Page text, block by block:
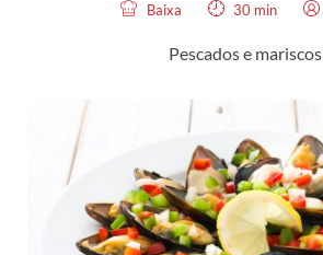
Baixa 30 min
Pescados e mariscos